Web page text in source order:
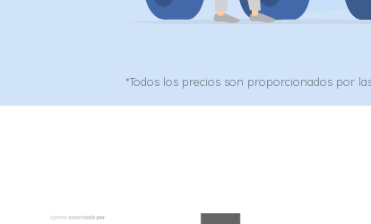
App
*Todos los precios son proporcionados por